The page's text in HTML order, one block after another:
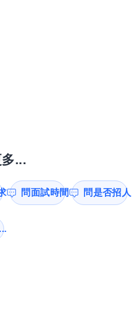
...
問面試時間 問是否招人